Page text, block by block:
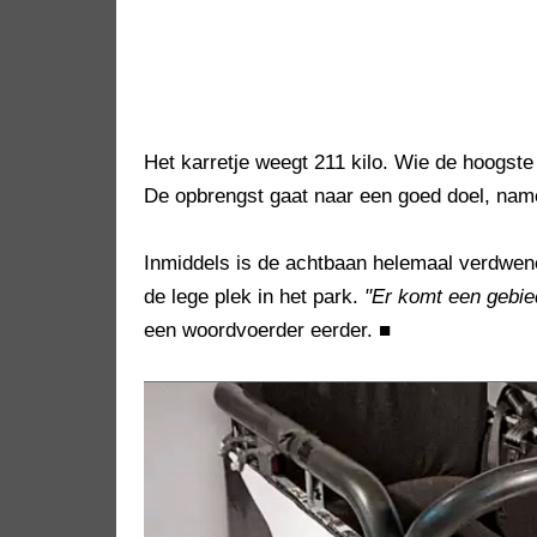
Het karretje weegt 211 kilo. Wie de
De opbrengst gaat naar een goed doel,
Inmiddels is de achtbaan helemaal
de lege plek in het park. "Er komt een
een woordvoerder eerder. ■